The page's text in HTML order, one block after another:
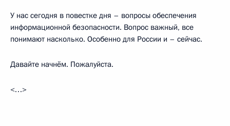
У нас сегодня в повестке дня – вопросы обеспечения
информационной безопасности. Вопрос важный, все
понимают насколько. Особенно для России и – сейчас.
Давайте начнём. Пожалуйста.
<…>